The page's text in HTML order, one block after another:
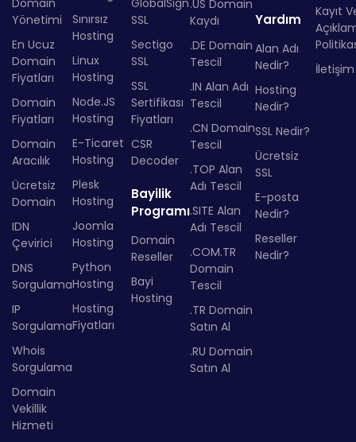
Domain
Yönetimi
En Ucuz
Domain
Fiyatları
Domain
Fiyatları
Domain
Aracılık
Ücretsiz
Domain
IDN
Çevirici
DNS
Sorgulama
IP
Sorgulama
Whois
Sorgulama
Domain
Vekillik
Hizmeti
Sınırsız
Hosting
Linux
Hosting
Node.JS
Hosting
E-Ticaret
Hosting
Plesk
Hosting
Joomla
Hosting
Python
Hosting
Hosting
Fiyatları
GlobalSign
SSL
Sectigo
SSL
SSL
Sertifikası
Fiyatları
CSR
Decoder
Bayilik
Programı
Domain
Reseller
Bayi
Hosting
.US Domain
Kaydı
.DE Domain
Tescil
.IN Alan Adı
Tescil
.CN Domain
Tescil
.TOP Alan
Adı Tescil
.SITE Alan
Adı Tescil
.COM.TR
Domain
Tescil
.TR Domain
Satın Al
.RU Domain
Satın Al
Yardım
Alan Adı
Nedir?
Hosting
Nedir?
SSL Nedir?
Ücretsiz
SSL
E-posta
Nedir?
Reseller
Nedir?
Kayıt
İletişim